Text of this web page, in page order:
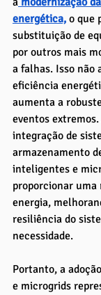
energética, o que
substituição de
por outros mais
a falhas. Isso não
eficiência
aumenta a
eventos
integração de
armazenamento
inteligentes e
proporcionar uma
energia,
resiliência do
necessidade.
Portanto, a
e microgrids